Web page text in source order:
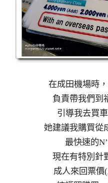
在成田機場時
負責帶我們到
引導我去買
她建議我購買從
最快速的
現在有特別針
成人來回票價